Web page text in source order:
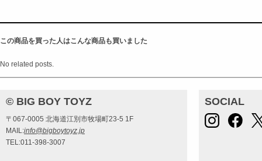
この商品を買った人はこんな商品も買いました
No related posts.
© BIG BOY TOYZ
〒067-0005 北海道江別市牧場町23-5 1F
MAIL:info@bigboytoyz.jp
TEL:011-398-3007
SOCIAL